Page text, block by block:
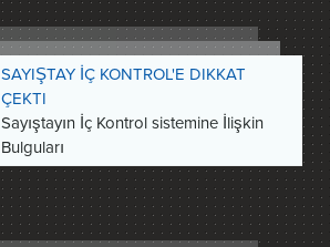
SAYIŞTAY İÇ KONTROL'E DIKKAT
ÇEKTI
Sayıştayın İç Kontrol sistemine İlişkin
Bulguları